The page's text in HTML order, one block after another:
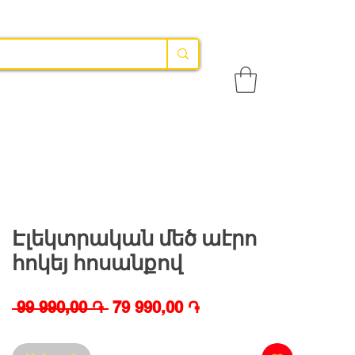
Էլեկտրական մեծ աէրո
հոկեյ հոսանքով
99 990,00 ֏ Regular
79 990,00 ֏Sale